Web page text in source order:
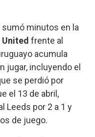
sumó minutos en la
frente al
acumula
incluyendo el
se perdió por
el 13 de abril,
Leeds por 2 a 1 y
de juego.